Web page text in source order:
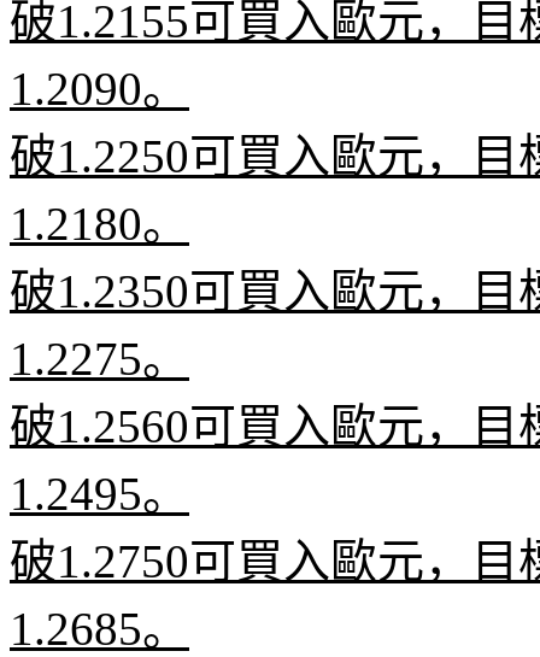
破1.2155可買入歐元，目
1.2090。
破1.2250可買入歐元，目
1.2180。
破1.2350可買入歐元，目
1.2275。
破1.2560可買入歐元，目
1.2495。
破1.2750可買入歐元，目
1.2685。